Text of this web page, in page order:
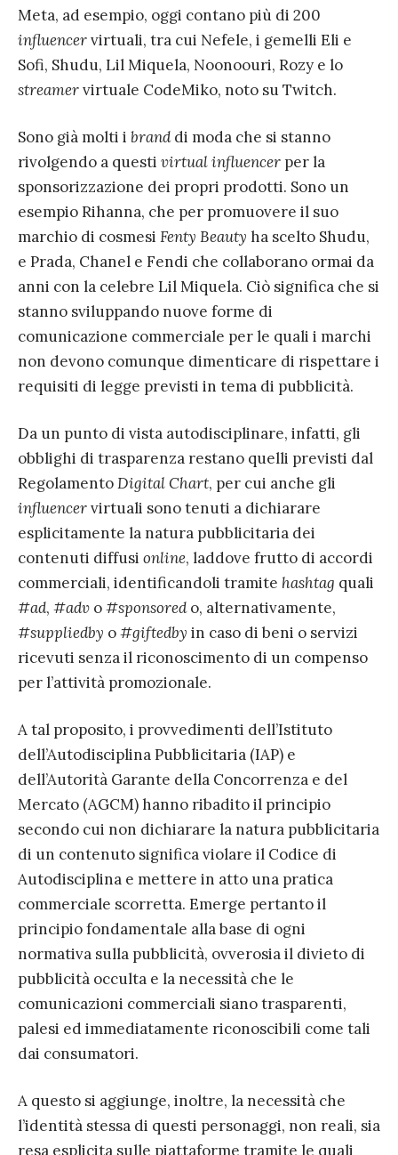
Meta, ad esempio, oggi contano più di 200
influencervirtuali, tra cui Nefele, i gemelli Eli e
Sofi, Shudu, Lil Miquela, Noonoouri, Rozy e lo
streamervirtuale CodeMiko, noto su Twitch.
Sono già molti i branddi moda che si stanno
rivolgendo a questi virtual influencer per la
sponsorizzazione dei propri prodotti. Sono un
esempio Rihanna, che per promuovere il suo
marchio di cosmesi Fenty Beauty ha scelto Shudu,
e Prada, Chanel e Fendi che collaborano ormai da
anni con la celebre Lil Miquela. Ciò significa che si
stanno sviluppando nuove forme di
comunicazione commerciale per le quali i marchi
non devono comunque dimenticare di rispettare i
requisiti di legge previsti in tema di pubblicità.
Da un punto di vista autodisciplinare, infatti, gli
obblighi di trasparenza restano quelli previsti dal
RegolamentoDigital Chart, per cui anche gli
influencervirtuali sono tenuti a dichiarare
esplicitamente la natura pubblicitaria dei
contenuti diffusi online, laddove frutto di accordi
commerciali, identificandoli tramite hashtag quali
#ad, #adv o #sponsoredo, alternativamente,
#suppliedby o #giftedby in caso di beni o servizi
ricevuti senza il riconoscimento di un compenso
per l’attività promozionale.
A tal proposito, i provvedimenti dell’Istituto
dell’Autodisciplina Pubblicitaria (IAP) e
dell’Autorità Garante della Concorrenza e del
Mercato (AGCM) hanno ribadito il principio
secondo cui non dichiarare la natura pubblicitaria
di un contenuto significa violare il Codice di
Autodisciplina e mettere in atto una pratica
commerciale scorretta. Emerge pertanto il
principio fondamentale alla base di ogni
normativa sulla pubblicità, ovverosia il divieto di
pubblicità occulta e la necessità che le
comunicazioni commerciali siano trasparenti,
palesi ed immediatamente riconoscibili come tali
dai consumatori.
A questo si aggiunge, inoltre, la necessità che
l’identità stessa di questi personaggi, non reali, sia
resa esplicita sulle piattaforme tramite le quali